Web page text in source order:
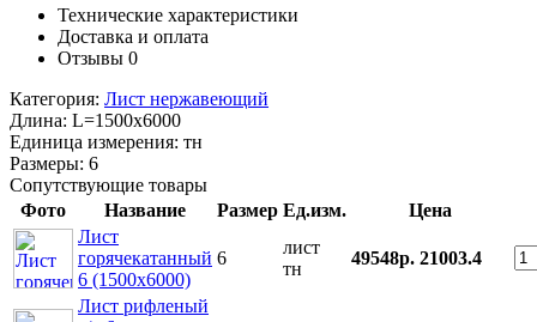
Технические характеристики
Доставка и оплата
Отзывы 0
Категория: Лист нержавеющий
Длина: L=1500x6000
Единица измерения: тн
Размеры: 6
Сопутствующие товары
Фото
Название Размер Ед.изм.
Цена
Лист
горячекатанный
6 (1500х6000)
6
лист
тн
49548р. 21003.4
Лист рифленый